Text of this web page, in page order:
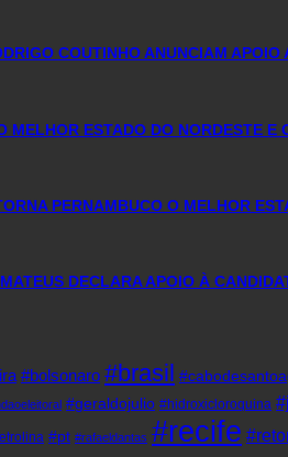
COUTINHO ANUNCIAM
MELHOR ESTADO DO NORDESTE
PERNAMBUCO O MELHOR
DECLARA APOIO À
#bolsonaro #brasil
#geraldojulio #hidroxicloroquina
#pt #rafaeldantas #recife